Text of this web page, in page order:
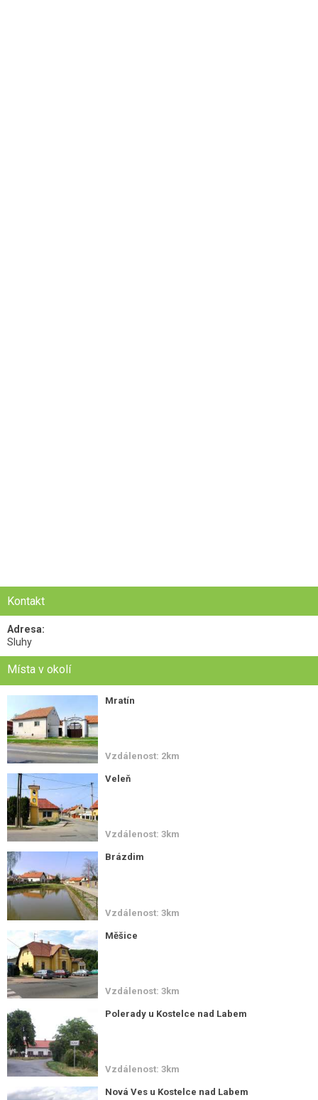
Kontakt
Adresa:
Sluhy
Místa v okolí
Mratín
Vzdálenost: 2km
Veleň
Vzdálenost: 3km
Brázdim
Vzdálenost: 3km
Měšice
Vzdálenost: 3km
Polerady u Kostelce nad Labem
Vzdálenost: 3km
Nová Ves u Kostelce nad Labem